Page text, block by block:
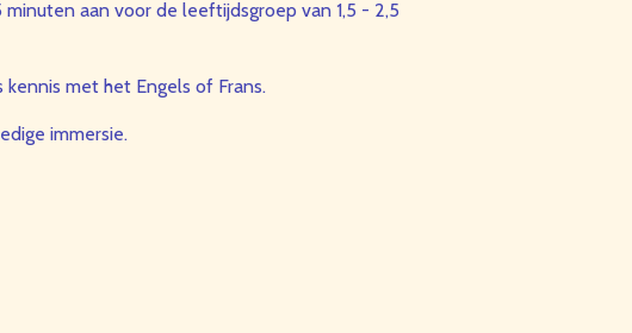
aan voor de leeftijdsgroep van 1,5 - 2,5
met het Engels of Frans.
immersie.